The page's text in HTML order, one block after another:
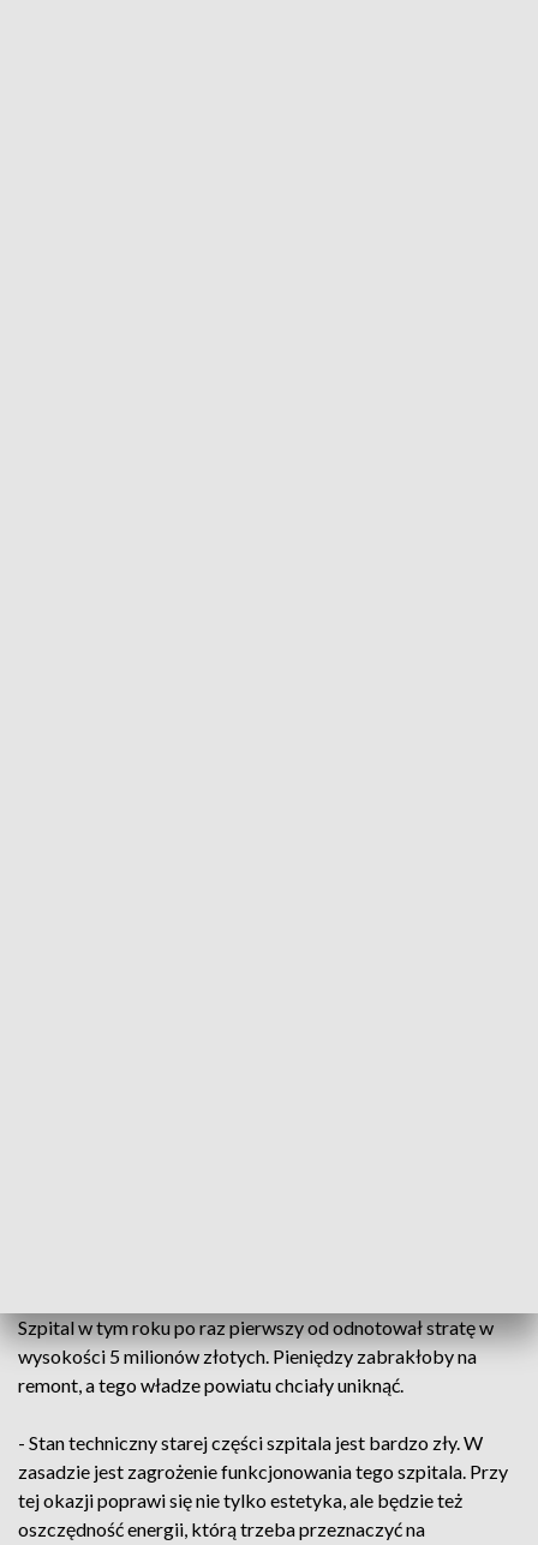
Szpital w tym roku po raz pierwszy od odnotował stratę w
wysokości 5 milionów złotych. Pieniędzy zabrakłoby na
remont, a tego władze powiatu chciały uniknąć.
- Stan techniczny starej części szpitala jest bardzo zły. W
zasadzie jest zagrożenie funkcjonowania tego szpitala. Przy
tej okazji poprawi się nie tylko estetyka, ale będzie też
oszczędność energii, którą trzeba przeznaczyć na